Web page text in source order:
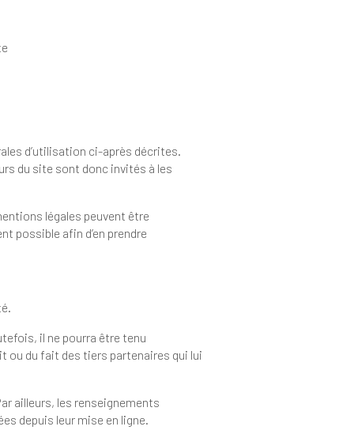
site
ayant été apportées depuis leur mise en ligne.